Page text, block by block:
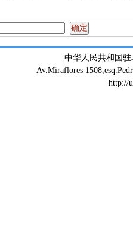
中华人民共和国
Av.Miraflores
http://